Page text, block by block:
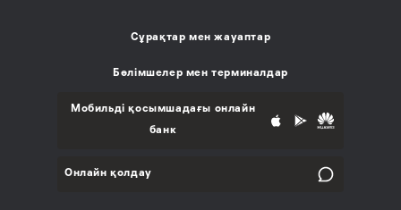
Сұрақтар мен жауаптар
Бөлімшелер мен терминалдар
Мобильді қосымшадағы онлайн
банк
Онлайн қолдау